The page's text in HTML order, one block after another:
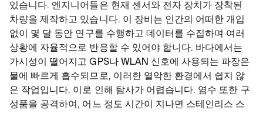
있습니다. 엔지니어들은 현재 센서와 전자 장치가 장착된
차량을 제작하고 있습니다. 이 장비는 인간의 어떠한 개입
없이 몇 달 동안 연구를 수행하고 데이터를 수집하며 여러
상황에 자율적으로 반응할 수 있어야 합니다. 바다에서는
가시성이 떨어지고 GPS나 WLAN 신호에 사용되는 파장은
물에 빠르게 흡수되므로, 이러한 열악한 환경에서 쉽지 않
은 작업입니다. 이로 인해 탐사가 어렵습니다. 염수 또한 구
성품을 공격하여, 어느 정도 시간이 지나면 스테인리스 스